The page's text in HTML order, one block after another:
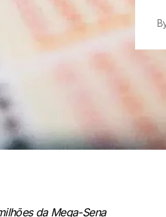
da Mega-Sena